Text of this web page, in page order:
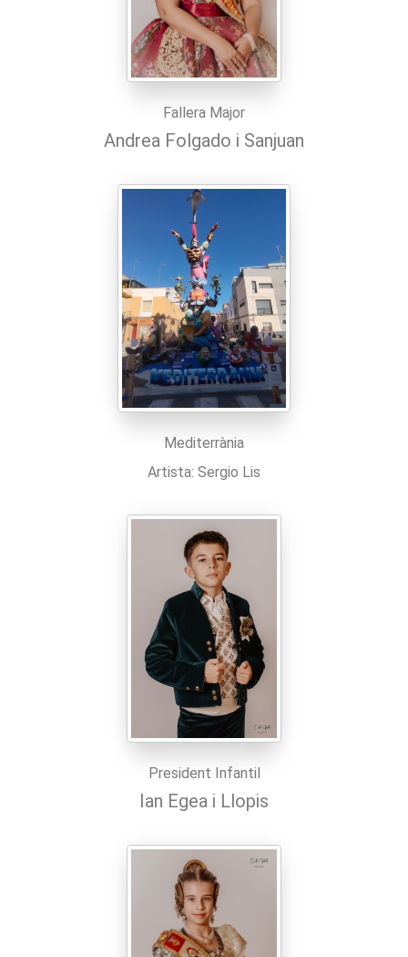
Fallera Major
Andrea Folgado i Sanjuan
Mediterrània
Artista: Sergio Lis
President Infantil
Ian Egea i Llopis